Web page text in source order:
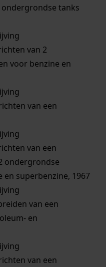
tanks
van 2
voor benzine en
van een
van een
ondergrondse
superbenzine, 1967
van een
en
van een